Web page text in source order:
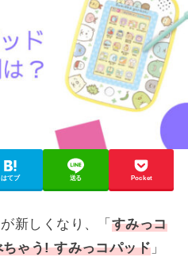
はてブ 送る Pocket
新しくなり、「 すみっコ
ゃう! すみっコパッド 」